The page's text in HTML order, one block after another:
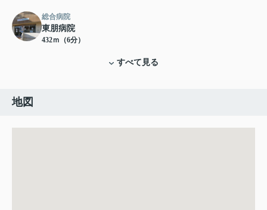
総合病院
東朋病院
432ｍ（6分）
すべて見る
地図